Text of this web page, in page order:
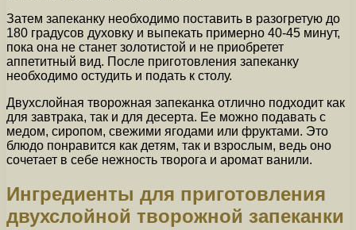
Затем запеканку необходимо поставить в разогретую до
180 градусов духовку и выпекать примерно 40-45 минут,
пока она не станет золотистой и не приобретет
аппетитный вид. После приготовления запеканку
необходимо остудить и подать к столу.
Двухслойная творожная запеканка отлично подходит как
для завтрака, так и для десерта. Ее можно подавать с
медом, сиропом, свежими ягодами или фруктами. Это
блюдо понравится как детям, так и взрослым, ведь оно
сочетает в себе нежность творога и аромат ванили.
Ингредиенты для приготовления
двухслойной творожной запеканки